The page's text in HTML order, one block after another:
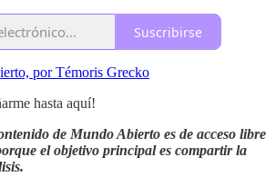
Suscribirse
por Témoris Grecko
hasta aquí!
de Mundo Abierto es de acceso libre
el objetivo principal es compartir la